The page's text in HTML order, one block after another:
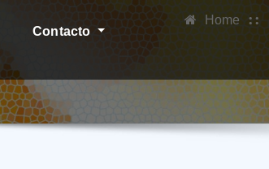
Contacto
Home